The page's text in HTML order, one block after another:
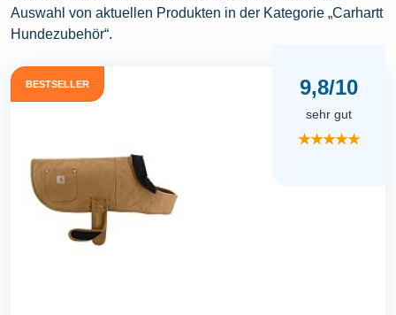
Auswahl von aktuellen Produkten in der Kategorie „Carhartt
Hundezubehör“.
BESTSELLER 9,8/10
sehr gut
★★★★★